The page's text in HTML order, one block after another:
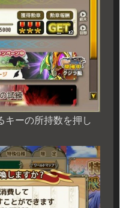
キーの所持数を押し